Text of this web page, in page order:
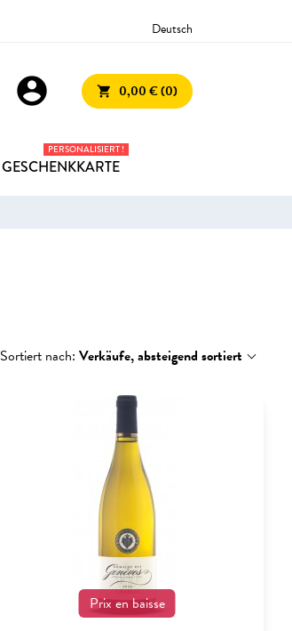
Deutsch
account_circle shopping_cart 0,00 € (0)
GESCHENKKARTE
PERSONALISIERT !
Sortiert nach: Verkäufe, absteigend sortiert
Prix en baisse